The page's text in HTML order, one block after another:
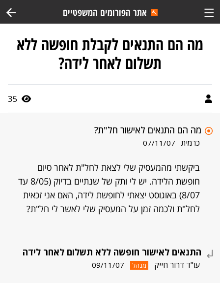
אתר הפורומים המשפטיים
מה הם התנאים לקבלת חופשה ללא
תשלום לאחר לידה?
35
מה הם התנאים לאישור חל"ת?
כרמית 07/11/07
ביקשתי מהמעסיק שלי לצאת לחל"ת לאחר סיום
חופשת הלידה. יש לי ותק של שנתיים בדיוק (8/05 עד
8/07) באוגוסט יצאתי לחופשת לידה, האם אני זכאית
לחל"ת ולכמה זמן על המעסיק שלי לאשר לי חל"ת?
התנאים לאישור חופשה ללא תשלום לאחר לידה
עו"ד דרור חייק מנהל 09/11/07